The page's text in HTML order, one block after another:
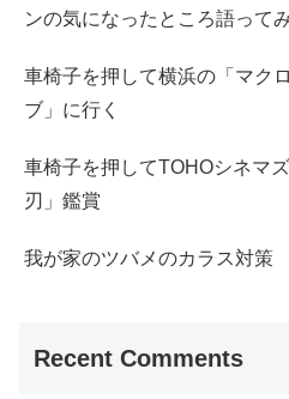
ンの気になったところ語って
車椅子を押して横浜の「マク
ブ」に行く
車椅子を押してTOHOシネマ
刃」鑑賞
我が家のツバメのカラス対策
Recent Comments